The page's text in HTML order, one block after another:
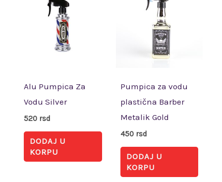
Alu Pumpica Za
Vodu Silver
520 rsd
DODAJ U
KORPU
Pumpica za vodu
plastična Barber
Metalik Gold
450 rsd
DODAJ U
KORPU